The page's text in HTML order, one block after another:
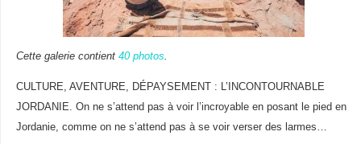
Cette galerie contient 40 photos
CULTURE, AVENTURE, DÉPAYSEMENT : L’INCONTOURNABLE
JORDANIE. On ne s’attend pas à voir l’incroyable en posant le pied en
Jordanie, comme on ne s’attend pas à se voir verser des larmes…